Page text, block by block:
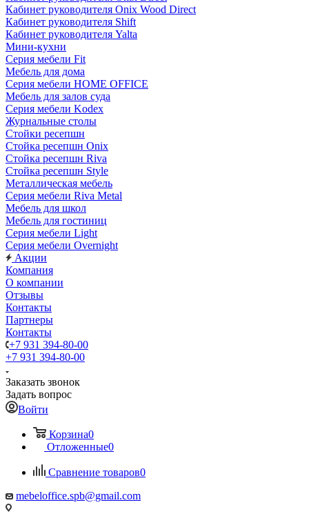
Кабинет руководителя Onix Wood Direct
Кабинет руководителя Shift
Кабинет руководителя Yalta
Мини-кухни
Серия мебели Fit
Мебель для дома
Серия мебели HOME OFFICE
Мебель для залов суда
Серия мебели Kodex
Журнальные столы
Стойки ресепшн
Стойка ресепшн Onix
Стойка ресепшн Riva
Стойка ресепшн Style
Металлическая мебель
Серия мебели Riva Metal
Мебель для школ
Мебель для гостиниц
Серия мебели Light
Серия мебели Overnight
Акции
Компания
О компании
Отзывы
Контакты
Партнеры
Контакты
+7 931 394-80-00
+7 931 394-80-00
Заказать звонок
Задать вопрос
Войти
Корзина0
Отложенные0
Сравнение товаров0
mebeloffice.spb@gmail.com